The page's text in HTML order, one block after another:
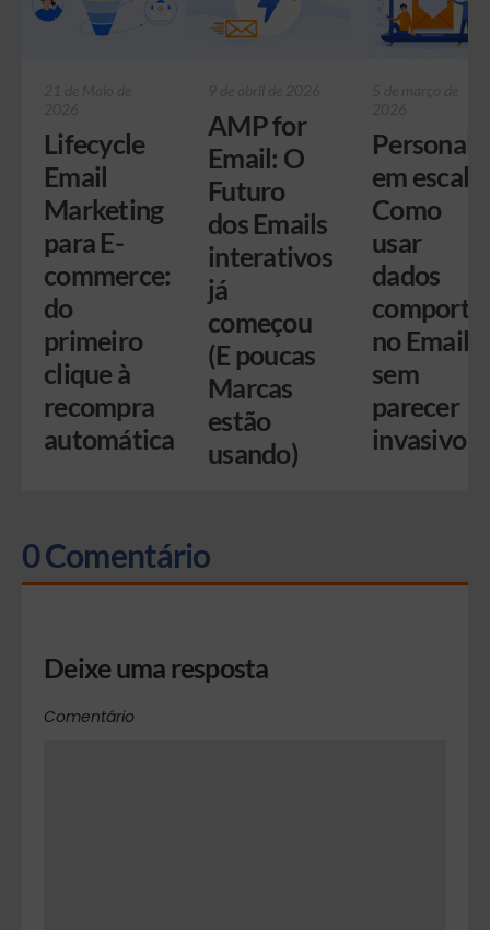
Lifecycle
Email
Marketing
para E-
commerce:
do
primeiro
clique à
recompra
automática
AMP for
Email: O
Futuro
dos Emails
interativos
já
começou
(E poucas
Marcas
estão
usando)
em escala:
Como
usar
dados
no Email
sem
parecer
invasivo
0 Comentário
Deixe uma resposta
Comentário